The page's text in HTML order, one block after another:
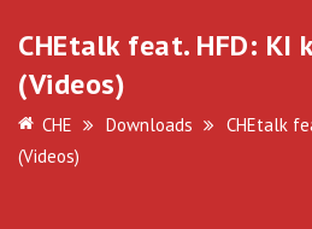
CHEtalk feat. HFD: KI
(Videos)
CHE Downloads
CHEtalk
(Videos)